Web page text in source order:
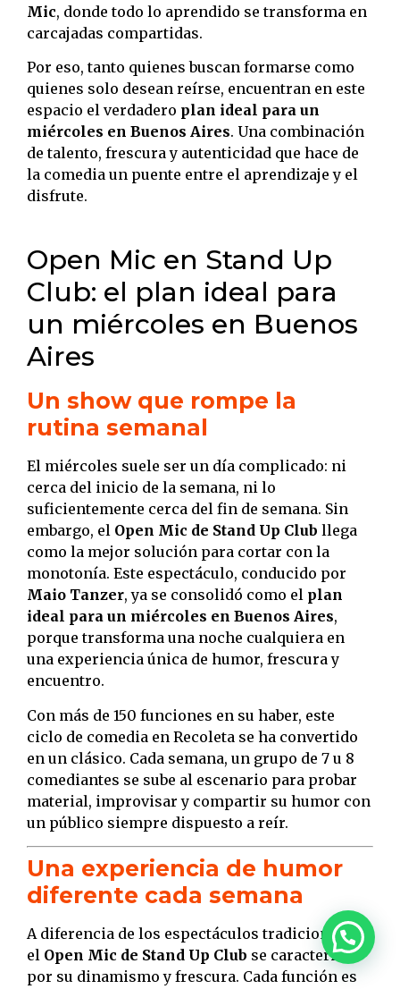
Mic, donde todo lo aprendido se transforma en
carcajadas compartidas.
Por eso, tanto quienes buscan formarse como
quienes solo desean reírse, encuentran en este
espacio el verdadero plan ideal para un
miércoles en Buenos Aires. Una combinación
de talento, frescura y autenticidad que hace de
la comedia un puente entre el aprendizaje y el
disfrute.
Open Mic en Stand Up
Club: el plan ideal para
un miércoles en Buenos
Aires
Un show que rompe la
rutina semanal
El miércoles suele ser un día complicado: ni
cerca del inicio de la semana, ni lo
suficientemente cerca del fin de semana. Sin
embargo, el Open Mic de Stand Up Club llega
como la mejor solución para cortar con la
monotonía. Este espectáculo, conducido por
Maio Tanzer, ya se consolidó como el plan
ideal para un miércoles en Buenos Aires,
porque transforma una noche cualquiera en
una experiencia única de humor, frescura y
encuentro.
Con más de 150 funciones en su haber, este
ciclo de comedia en Recoleta se ha convertido
en un clásico. Cada semana, un grupo de 7 u 8
comediantes se sube al escenario para probar
material, improvisar y compartir su humor con
un público siempre dispuesto a reír.
Una experiencia de humor
diferente cada semana
A diferencia de los espectáculos tradicionales,
el Open Mic de Stand Up Club se caracteriza
por su dinamismo y frescura. Cada función es